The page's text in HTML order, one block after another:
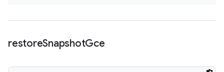
restoreSnapshotGce